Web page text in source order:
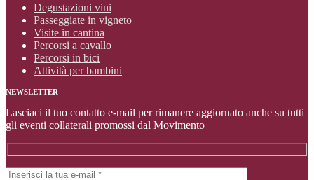
Degustazioni vini
Passeggiate in vigneto
Visite in cantina
Percorsi a cavallo
Percorsi in bici
Attività per bambini
NEWSLETTER
Lasciaci il tuo contatto e-mail per rimanere aggiornato anche su tutti
gli eventi collaterali promossi dal Movimento